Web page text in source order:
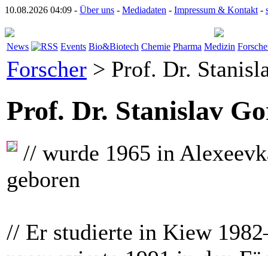
10.08.2026 04:09 - Über uns - Mediadaten - Impressum & Kontakt -
News Events Bio&Biotech Chemie Pharma Medizin
Forscher > Prof. Dr.
Prof. Dr. Stanislav
// wurde 1965 in
geboren
// Er studierte in Kiew